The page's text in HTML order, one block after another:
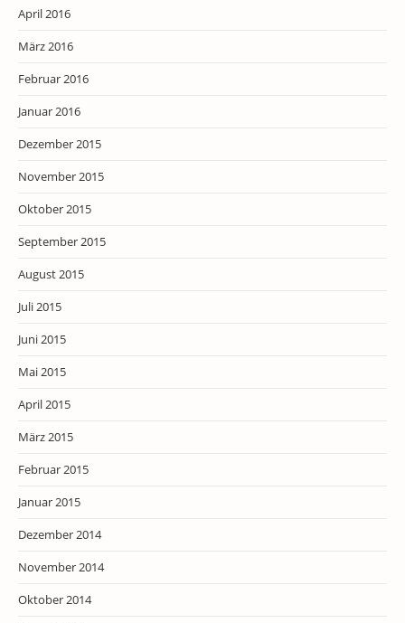
April 2016
März 2016
Februar 2016
Januar 2016
Dezember 2015
November 2015
Oktober 2015
September 2015
August 2015
Juli 2015
Juni 2015
Mai 2015
April 2015
März 2015
Februar 2015
Januar 2015
Dezember 2014
November 2014
Oktober 2014